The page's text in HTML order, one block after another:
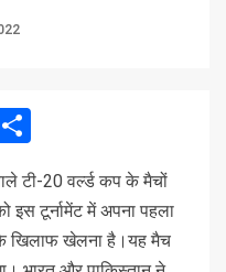
टी-20 वर्ल्ड कप के मैचों
इस टूर्नामेंट में अपना पहला
खिलाफ खेलना है।यह मैच